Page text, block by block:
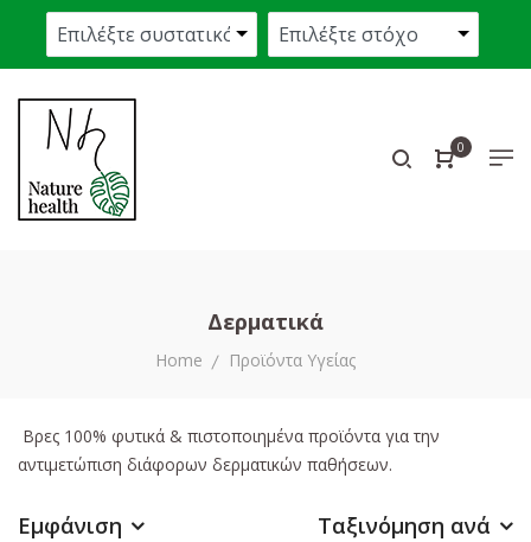
0
Δερματικά
Home Προϊόντα Υγείας
Βρες 100% φυτικά & πιστοποιημένα προϊόντα για την
αντιμετώπιση διάφορων δερματικών παθήσεων.
Εμφάνιση Ταξινόμηση ανά